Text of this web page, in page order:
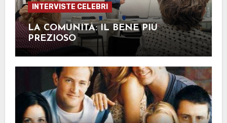
INTERVISTE CELEBRI
LA COMUNITÀ: IL BENE PIÙ
PREZIOSO